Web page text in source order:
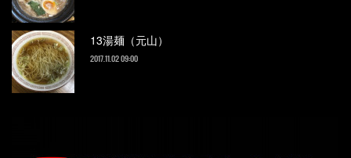
13湯麺（元山）
2017.11.02 09:00